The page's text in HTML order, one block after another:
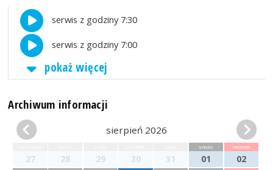
serwis z godziny 7:30
serwis z godziny 7:00
pokaż więcej
Archiwum informacji
sierpień 2026
27 28 29 30 31
sobota
01
niedziela
02